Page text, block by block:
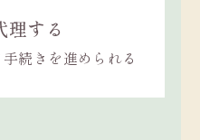
する
続きを進められる